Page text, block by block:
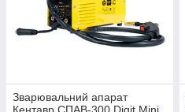
Зварювальний апарат